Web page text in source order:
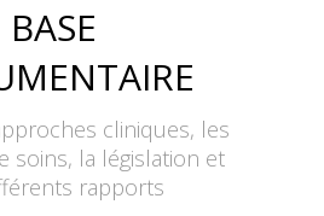
BASE
cliniques, les
soins, la législation et
rapports